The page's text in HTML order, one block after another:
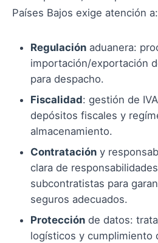
Países Bajos exige atención a:
Regulación aduanera:
importación/exportación
para despacho.
Fiscalidad: gestión de
depósitos fiscales y
almacenamiento.
Contratación y
clara de
subcontratistas para
seguros adecuados.
Protección de datos:
logísticos y cumplimiento